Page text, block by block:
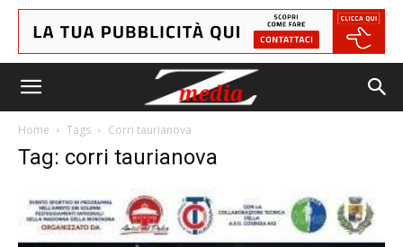
Home Tags Corri taurianova
Tag: corri taurianova